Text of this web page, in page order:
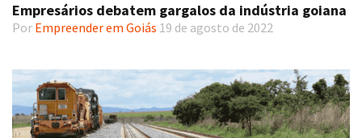
Empresários debatem gargalos da indústria goiana
Por Empreender em Goiás 19 de agosto de 2022